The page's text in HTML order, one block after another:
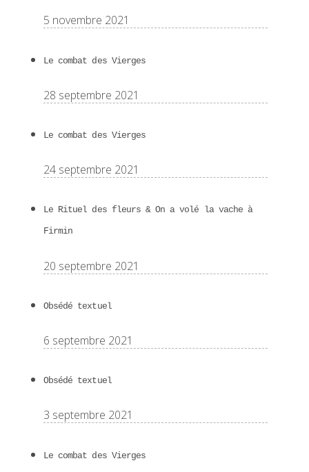
5 novembre 2021
Le combat des Vierges
28 septembre 2021
Le combat des Vierges
24 septembre 2021
Le Rituel des fleurs & On a volé la vache à
Firmin
20 septembre 2021
Obsédé textuel
6 septembre 2021
Obsédé textuel
3 septembre 2021
Le combat des Vierges